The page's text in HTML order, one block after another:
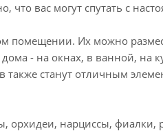
что вас могут спутать с
Их можно
- на окнах, в ванной, на
станут отличным
орхидеи, нарциссы,